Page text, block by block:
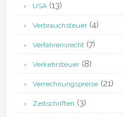
USA(13)
Verbrauchsteuer(4)
Verfahrensrecht(7)
Verkehrsteuer(8)
Verrechnungspreise(21)
Zeitschriften (3)